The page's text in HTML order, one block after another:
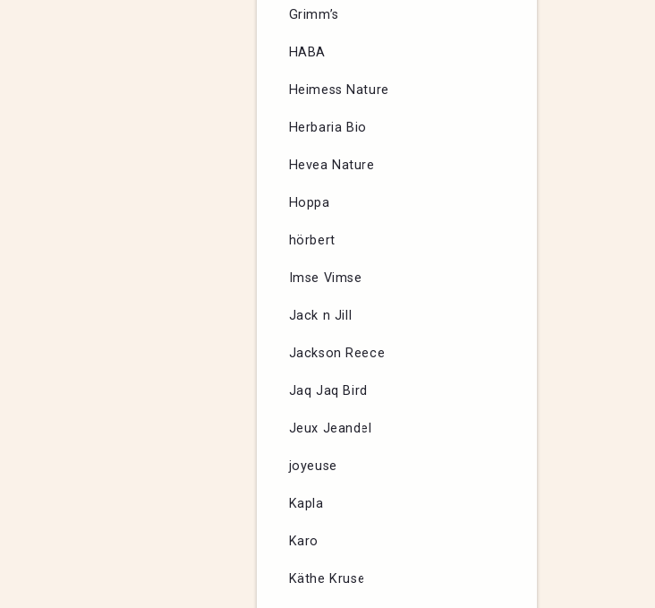
Grimm’s
HABA
Heimess Nature
Herbaria Bio
Hevea Nature
Hoppa
hörbert
Imse Vimse
Jack n Jill
Jackson Reece
Jaq Jaq Bird
Jeux Jeandel
joyeuse
Kapla
Karo
Käthe Kruse